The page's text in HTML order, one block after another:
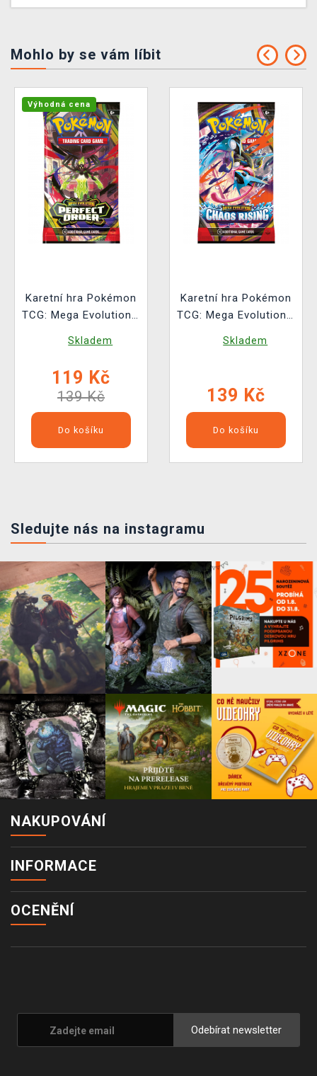
Mohlo by se vám líbit
Výhodná cena
Karetní hra Pokémon
TCG: Mega Evolution -
(10 karet)
Skladem
119 Kč
139 Kč
Do košíku
Karetní hra Pokémon
TCG: Mega Evolution -
Booster (10 karet)
Skladem
139 Kč
Do košíku
Sledujte nás na instagramu
NAKUPOVÁNÍ
INFORMACE
OCENĚNÍ
Odebírat newsletter